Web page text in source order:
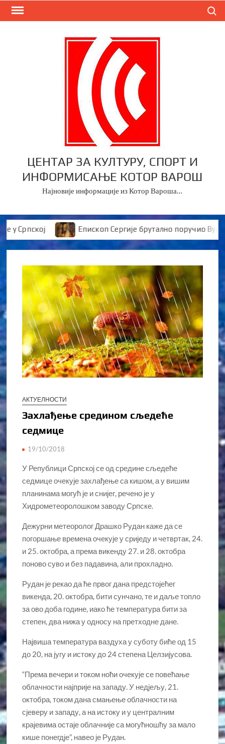
Skip
ЦЕНТАР ЗА КУЛТУРУ, СПОРТ И
ИНФОРМИСАЊЕ КОТОР ВАРОШ
Најновије информације из Котор Вароша…
Епископ Сергије брутално поручио
АКТУЕЛНОСТИ
Захлађење средином сљедеће
седмице
19/10/2018
У Републици Српској се од средине сљедеће
седмице очекује захлађење са кишом, а у вишим
планинама могућ је и снијег, речено је у
Хидрометеоролошком заводу Српске.
Дежурни метеоролог Драшко Рудан каже да се
погоршање времена очекује у сриједу и четвртак, 24.
и 25. октобра, а према викенду 27. и 28. октобра
поново суво и без падавина, али прохладно.
Рудан је рекао да ће првог дана предстојећег
викенда, 20. октобра, бити сунчано, те и даље топло
за ово доба године, иако ће температура бити за
степен, два нижа у односу на претходне дане.
Највиша температура ваздуха у суботу биће од 15
до 20, на југу и истоку до 24 степена Целзијусова.
“Према вечери и током ноћи очекује се повећање
облачности најприје на западу. У недјељу, 21.
октобра, током дана смањење облачности на
сјеверу и западу, а на истоку и у централним
крајевима остаје облачније са могућношћу за мало
кише понегдје”, навео је Рудан.